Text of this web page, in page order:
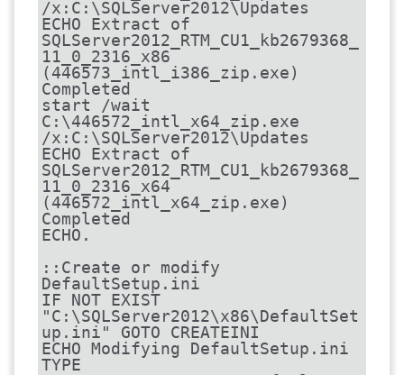
/x:C:\SQLServer2012\Updates
ECHO Extract of
SQLServer2012_RTM_CU1_kb2679368_
11_0_2316_x86
(446573_intl_i386_zip.exe)
Completed
start /wait
C:\446572_intl_x64_zip.exe
/x:C:\SQLServer2012\Updates
ECHO Extract of
SQLServer2012_RTM_CU1_kb2679368_
11_0_2316_x64
(446572_intl_x64_zip.exe)
Completed
ECHO.
::Create or modify
DefaultSetup.ini
IF NOT EXIST
"C:\SQLServer2012\x86\DefaultSet
up.ini" GOTO CREATEINI
ECHO Modifying DefaultSetup.ini
TYPE